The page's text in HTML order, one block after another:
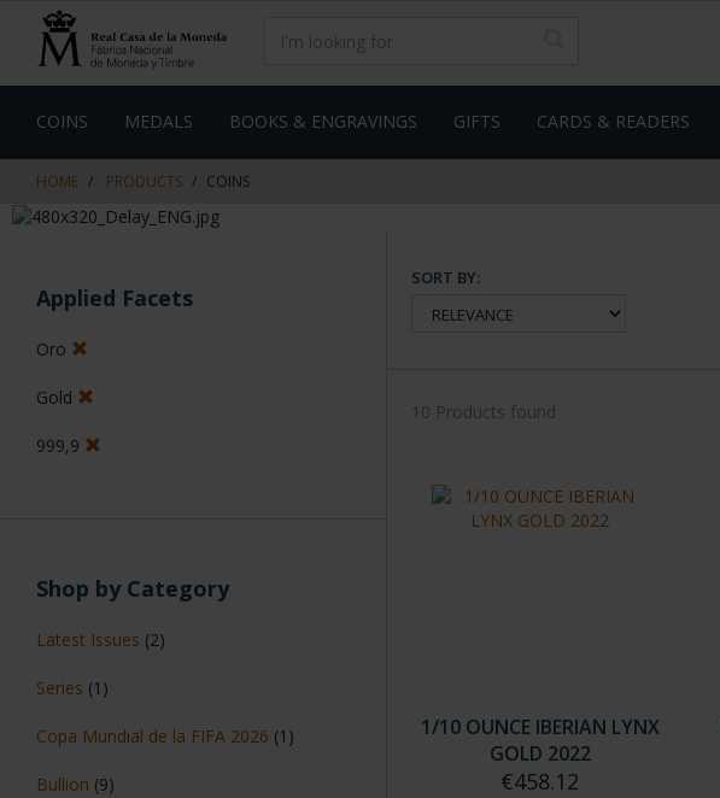
content
navigation
menu
COINS MEDALS BOOKS & ENGRAVINGS GIFTS CARDS & READERS
HOME PRODUCTS COINS
Applied Facets
Oro
Gold
999,9
Shop by Category
Latest Issues (2)
Series (1)
Copa Mundial de la FIFA 2026 (1)
Bullion (9)
SORT BY:
10 Products found
1/10 OUNCE IBERIAN LYNX
GOLD 2022
€458.12